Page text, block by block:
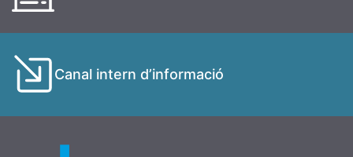
Canal intern d’informació